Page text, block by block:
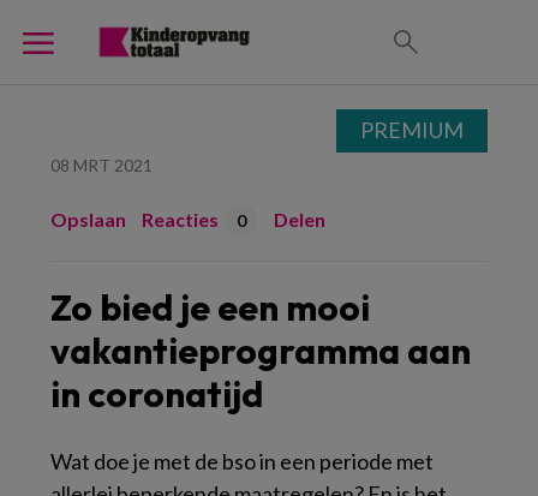
08 MRT 2021
Opslaan Reacties 0 Delen
Zo bied je een mooi
vakantieprogramma aan
in coronatijd
Wat doe je met de bso in een periode met
PREMIUM